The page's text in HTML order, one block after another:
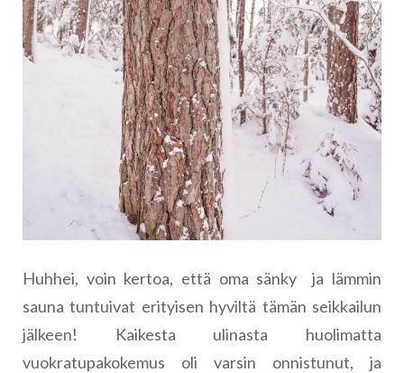
Huhhei, voin kertoa, että oma sänky ja lämmin
sauna tuntuivat erityisen hyviltä tämän seikkailun
jälkeen! Kaikesta ulinasta huolimatta
vuokratupakokemus oli varsin onnistunut, ja